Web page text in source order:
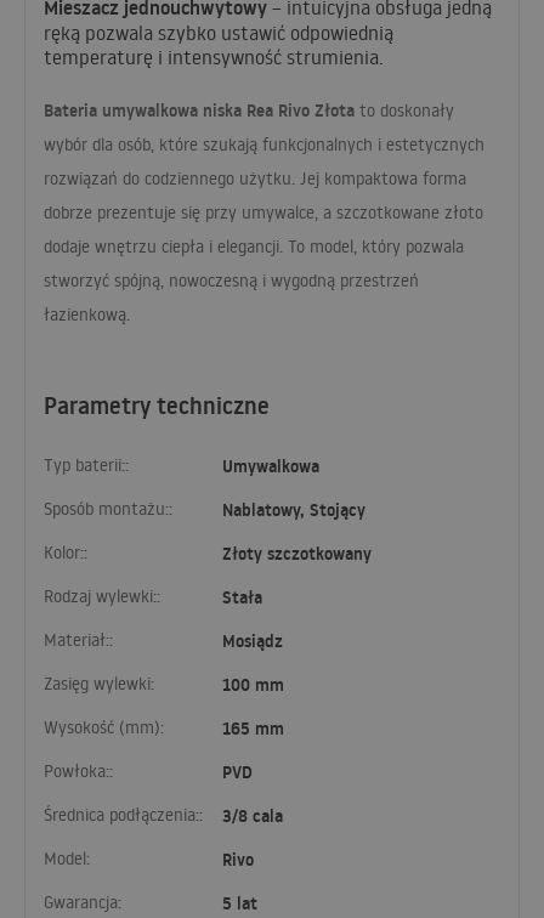
Parametry techniczne
Typ baterii:: Umywalkowa
Sposób montażu:: Nablatowy, Stojący
Kolor:: Złoty szczotkowany
Rodzaj wylewki:: Stała
Materiał:: Mosiądz
Zasięg wylewki: 100 mm
Wysokość (mm): 165 mm
Powłoka:: PVD
Średnica podłączenia:: 3/8 cala
Model: Rivo
Gwarancja: 5 lat
Mieszacz jednouchwytowy – intuicyjna obsługa jedną
ręką pozwala szybko ustawić odpowiednią
temperaturę i intensywność strumienia.
Bateria umywalkowa niska Rea Rivo Złota to doskonały
wybór dla osób, które szukają funkcjonalnych i estetycznych
rozwiązań do codziennego użytku. Jej kompaktowa forma
dobrze prezentuje się przy umywalce, a szczotkowane złoto
dodaje wnętrzu ciepła i elegancji. To model, który pozwala
stworzyć spójną, nowoczesną i wygodną przestrzeń
łazienkową.